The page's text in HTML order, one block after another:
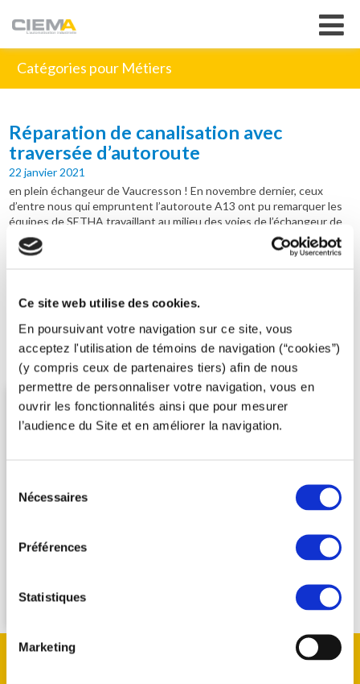
Ce site web utilise des cookies.
En poursuivant votre navigation sur ce site, vous
acceptez l'utilisation de témoins de navigation (“cookies”)
(y compris ceux de partenaires tiers) afin de nous
permettre de personnaliser votre navigation, vous en
ouvrir les fonctionnalités ainsi que pour mesurer
l’audience du Site et en améliorer la navigation.
Nécessaires
Préférences
Statistiques
Marketing
Catégories pour Métiers
Réparation de canalisation avec
traversée d’autoroute
22 janvier 2021
en plein échangeur de Vaucresson ! En novembre dernier, ceux
d’entre nous qui empruntent l’autoroute A13 ont pu remarquer les
équipes de SETHA travaillant au milieu des voies de l’échangeur de
Vaucresson. Pour le compte de COFIROUTE, elles sont
intervenues, pendant 4 semaines, de jour comme de nuit pour
d’un côté du péage et le poteau incendie de l’autre. L’opération pour
de 6 m de profondeur afin de…
+
Catégories
Automatismes, télégestion et supervision
Instrumentation, mesure et contrôle dans le